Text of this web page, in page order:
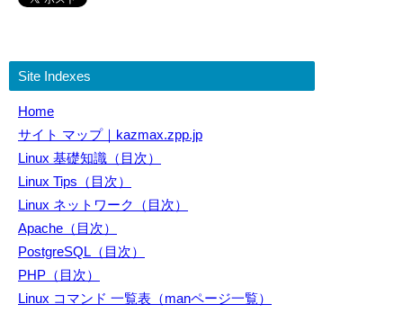
Site Indexes
Home
サイト マップ｜kazmax.zpp.jp
Linux 基礎知識（目次）
Linux Tips（目次）
Linux ネットワーク（目次）
Apache（目次）
PostgreSQL（目次）
PHP（目次）
Linux コマンド 一覧表（manページ一覧）